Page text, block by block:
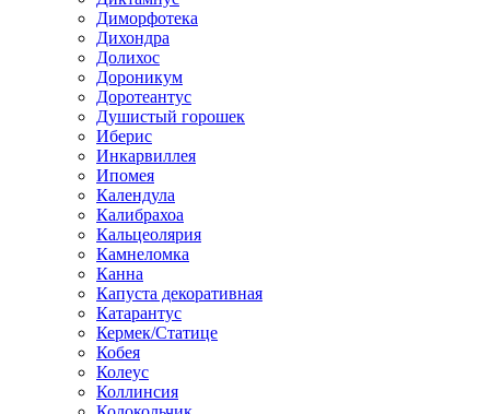
Диморфотека
Дихондра
Долихос
Дороникум
Доротеантус
Душистый горошек
Иберис
Инкарвиллея
Ипомея
Календула
Калибрахоа
Кальцеолярия
Камнеломка
Канна
Капуста декоративная
Катарантус
Кермек/Статице
Кобея
Колеус
Коллинсия